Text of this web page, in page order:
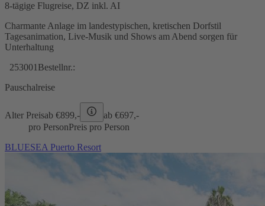
8-tägige Flugreise, DZ inkl. AI
Charmante Anlage im landestypischen, kretischen Dorfstil
Tagesanimation, Live-Musik und Shows am Abend sorgen für
Unterhaltung
253001 Bestellnr.:
Pauschalreise
Alter Preisab €899,- ab €697,-
pro PersonPreis pro Person
BLUESEA Puerto Resort